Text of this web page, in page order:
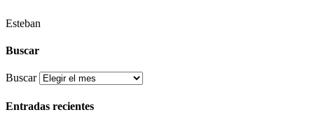
Esteban
Buscar
Buscar
Entradas recientes